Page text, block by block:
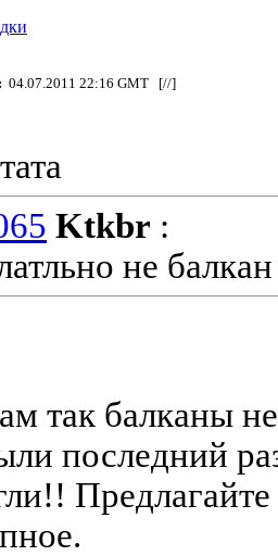
04.07.2011 22:16 GMT [//]
Ktkbr :
не балкан
так балканы
последний
Предлагайте